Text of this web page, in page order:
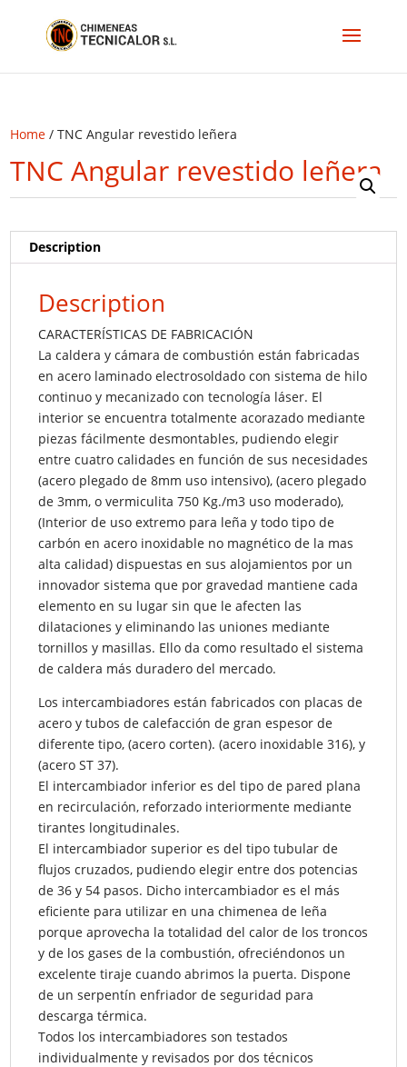
Home / TNC Angular revestido leñera
TNC Angular revestido leñera
Description
Description
CARACTERÍSTICAS DE FABRICACIÓN
La caldera y cámara de combustión están fabricadas
en acero laminado electrosoldado con sistema de hilo
continuo y mecanizado con tecnología láser. El
interior se encuentra totalmente acorazado mediante
piezas fácilmente desmontables, pudiendo elegir
entre cuatro calidades en función de sus necesidades
(acero plegado de 8mm uso intensivo), (acero plegado
de 3mm, o vermiculita 750 Kg./m3 uso moderado),
(Interior de uso extremo para leña y todo tipo de
carbón en acero inoxidable no magnético de la mas
alta calidad) dispuestas en sus alojamientos por un
innovador sistema que por gravedad mantiene cada
elemento en su lugar sin que le afecten las
dilataciones y eliminando las uniones mediante
tornillos y masillas. Ello da como resultado el sistema
de caldera más duradero del mercado.
Los intercambiadores están fabricados con placas de
acero y tubos de calefacción de gran espesor de
diferente tipo, (acero corten). (acero inoxidable 316), y
(acero ST 37).
El intercambiador inferior es del tipo de pared plana
en recirculación, reforzado interiormente mediante
tirantes longitudinales.
El intercambiador superior es del tipo tubular de
flujos cruzados, pudiendo elegir entre dos potencias
de 36 y 54 pasos. Dicho intercambiador es el más
eficiente para utilizar en una chimenea de leña
porque aprovecha la totalidad del calor de los troncos
y de los gases de la combustión, ofreciéndonos un
excelente tiraje cuando abrimos la puerta. Dispone
de un serpentín enfriador de seguridad para
descarga térmica.
Todos los intercambiadores son testados
individualmente y revisados por dos técnicos